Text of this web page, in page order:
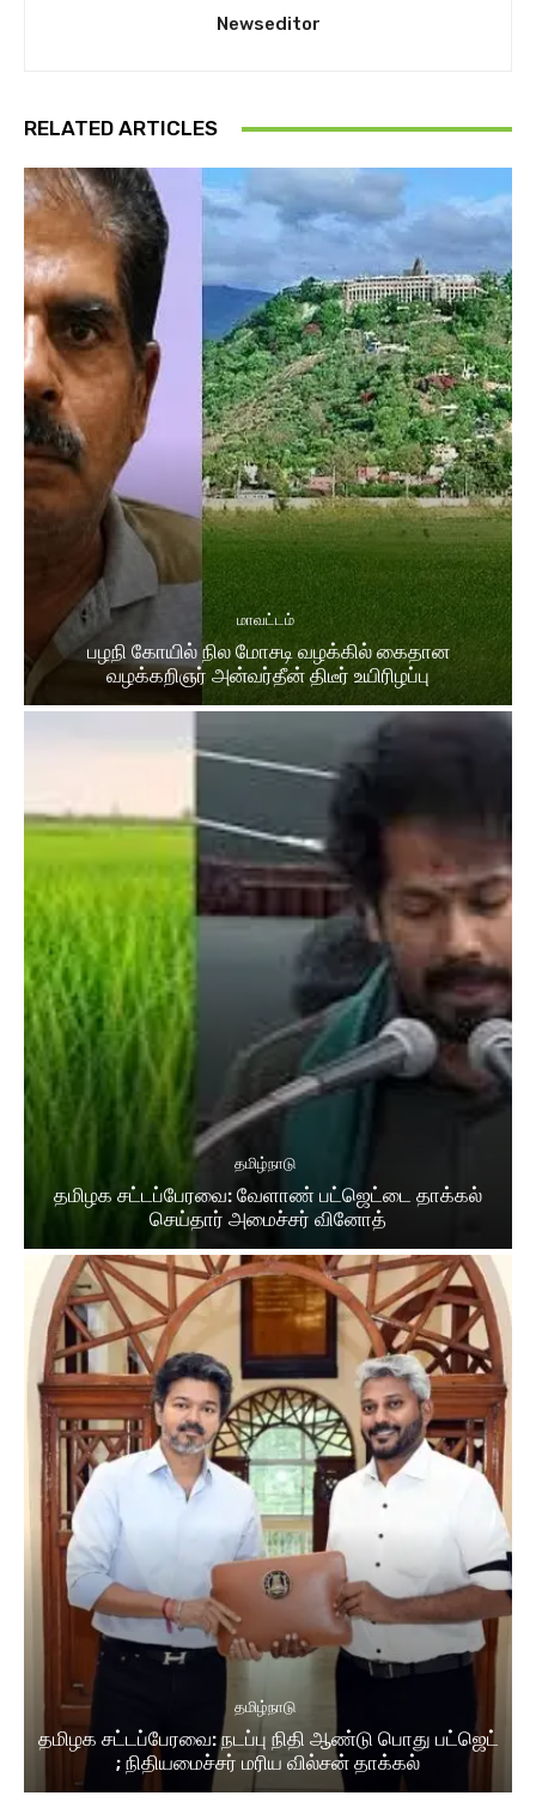
Newseditor
RELATED ARTICLES
மாவட்டம்
பழநி கோயில் நில மோசடி வழக்கில் கைதான
வழக்கறிஞர் அன்வர்தீன் திடீர் உயிரிழப்பு
தமிழ்நாடு
தமிழக சட்​டப்​பேர​வை: வேளாண் பட்​ஜெட்டை தாக்கல்
செய்தார் அமைச்சர் வினோத்
தமிழ்நாடு
தமிழக சட்டப்பேரவை: நடப்பு நிதி ஆண்​டு பொது பட்ஜெட்
; நிதியமைச்சர் மரிய வில்சன் தாக்​கல்